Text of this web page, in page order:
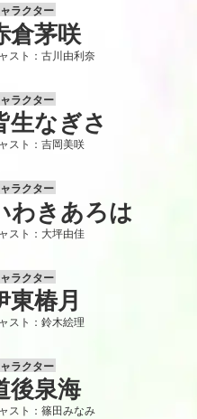
ラクター
倉茅咲
スト：古川由利奈
ラクター
生なぎさ
スト：吉岡美咲
ラクター
わきあろは
スト：大坪由佳
ラクター
東椿月
スト：鈴木絵理
ラクター
後泉海
スト：篠田みなみ